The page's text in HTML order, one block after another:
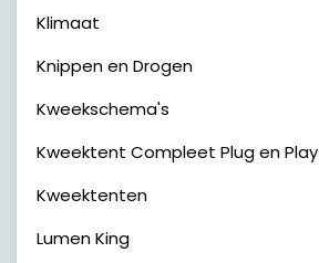
Klimaat
Knippen en Drogen
Kweekschema's
Kweektent Compleet Plug en Play
Kweektenten
Lumen King